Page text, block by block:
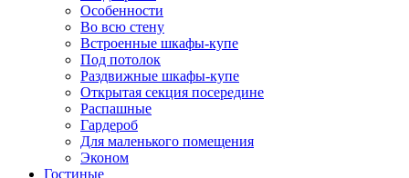
Особенности
Во всю стену
Встроенные шкафы-купе
Под потолок
Раздвижные шкафы-купе
Открытая секция посередине
Распашные
Гардероб
Для маленького помещения
Эконом
Гостиные